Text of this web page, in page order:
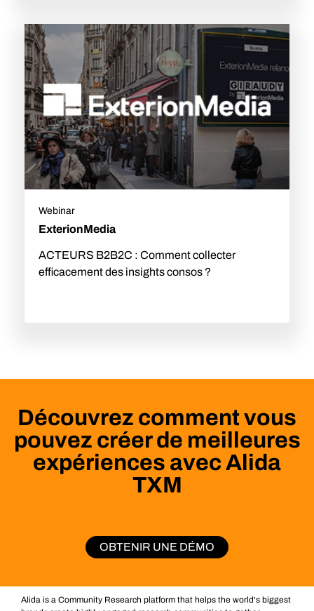
Webinar
ExterionMedia
ACTEURS B2B2C : Comment collecter
efficacement des insights consos ?
Découvrez comment vous
pouvez créer de meilleures
expériences avec Alida
TXM
OBTENIR UNE DÉMO
Alida is a Community Research platform that helps the world's biggest